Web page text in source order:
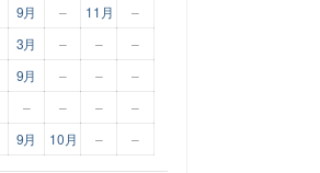
9月 – 11月 –
3月 – –
–
9月 – – –
– – –
–
9月 10月 – –